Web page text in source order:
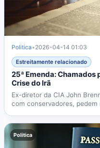
Politica• 2026-04-14 01:03
Estreitamente relacionado
25ª Emenda: Chamados
Crise do Irã
Ex-diretor da CIA John
com conservadores, pedem
Politica